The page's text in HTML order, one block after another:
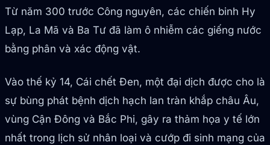
Từ năm 300 trước Công nguyên, các chiến binh Hy
Lạp, La Mã và Ba Tư đã làm ô nhiễm các giếng nước
bằng phân và xác động vật.
Vào thế kỷ 14, Cái chết Đen, một đại dịch được cho là
sự bùng phát bệnh dịch hạch lan tràn khắp châu Âu,
vùng Cận Đông và Bắc Phi, gây ra thảm họa y tế lớn
nhất trong lịch sử nhân loại và cướp đi sinh mạng của